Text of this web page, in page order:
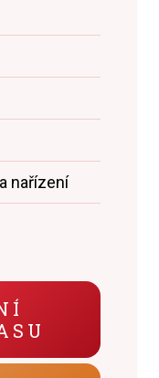
nařízení